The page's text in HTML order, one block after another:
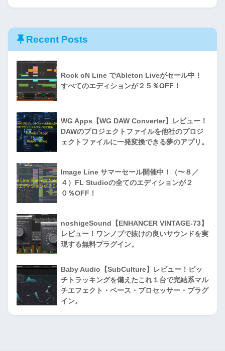
Recent Posts
Rock oN Line でAbleton Liveがセール中！
すべてのエディションが２５％OFF！
WG Apps【WG DAW Converter】レビュー！
DAWのプロジェクトファイルを他社のプロジ
ェクトファイルに一発変換できる夢のアプリ。
Image Line サマーセール開催中！（〜８／
４）FL Studioの全てのエディションが２
０％OFF！
noshigeSound【ENHANCER VINTAGE-73】
レビュー！ワンノブで抜けの良いサウンドを実
現する無料プラグイン。
Baby Audio【SubCulture】レビュー！ピッ
チトラッキングを備えたこれ１台で完結系マル
チエフェクト・ベース・プロセッサー・プラグ
イン。